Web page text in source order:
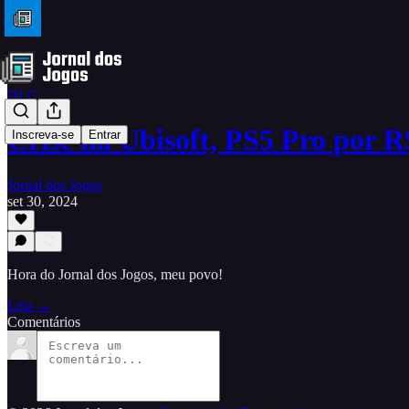
Inscreva-se Entrar
DLC
Crise na Ubisoft, PS5 Pro por
Jornal dos Jogos
set 30, 2024
Hora do Jornal dos Jogos, meu povo!
Leia →
Comentários